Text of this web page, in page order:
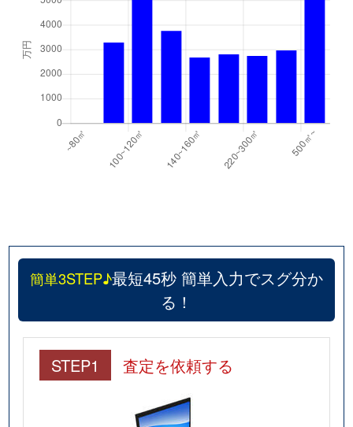
簡単3STEP♪最短45秒 簡単入力でスグ分か
る！
STEP1 査定を依頼する